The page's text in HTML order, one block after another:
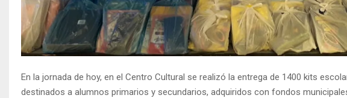
En la jornada de hoy, en el Centro Cultural se realizó la entrega de 1400 kits
destinados a alumnos primarios y secundarios, adquiridos con fondos